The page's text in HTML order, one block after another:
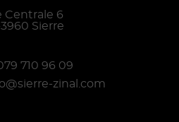
Centrale 6
3960 Sierre
710 96 09
zinal.com